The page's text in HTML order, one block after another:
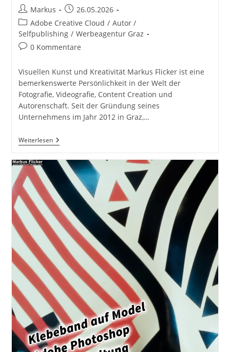
Beitrags-
Autor:
Markus
Beitrag
veröffentlicht:
26.05.2026
Beitrags-
Kategorie:
Adobe Creative Cloud / Autor /
Selfpublishing / Werbeagentur Graz
Beitrags-
0 Kommentare
Visuellen Kunst und Kreativität Markus Flicker ist eine
bemerkenswerte Persönlichkeit in der Welt der
Fotografie, Videografie, Content Creation und
Autorenschaft. Seit der Gründung seines
Unternehmens im Jahr 2012 in Graz,…
WeiterlesenMarkus
Flicker
Videograf
Contentcreator
Autor
Fotografie
Videografie
Graz
Österreich
Werbung
Bildbearbeitung
Workshops
Reiseblog
Steiermark
Visuelle
Lösungen
Für
Dein
Unternehmen